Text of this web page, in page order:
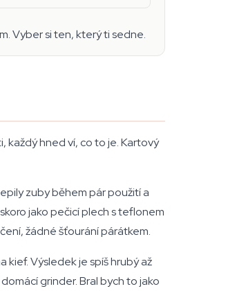
Vyber si ten, který ti sedne.
každý hned ví, co to je. Kartový
zuby během pár použití a
jako pečicí plech s teflonem
žádné šťourání párátkem.
Výsledek je spíš hrubý až
grinder. Bral bych to jako